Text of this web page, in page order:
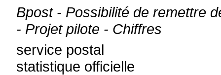
Bpost - Possibilité de remettre
- Projet pilote - Chiffres
service postal
statistique officielle